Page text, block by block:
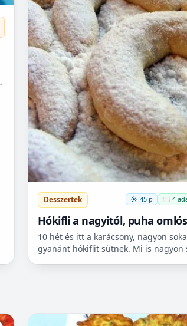
Desszertek 45 p 🍽️ 4
Hókifli a nagyitól, puha
10 hét és itt a karácsony, nagyon
gyanánt hókiflit sütnek. Mi is nagyon